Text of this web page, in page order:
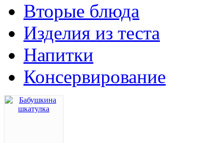
Вторые блюда
Изделия из теста
Напитки
Консервирование